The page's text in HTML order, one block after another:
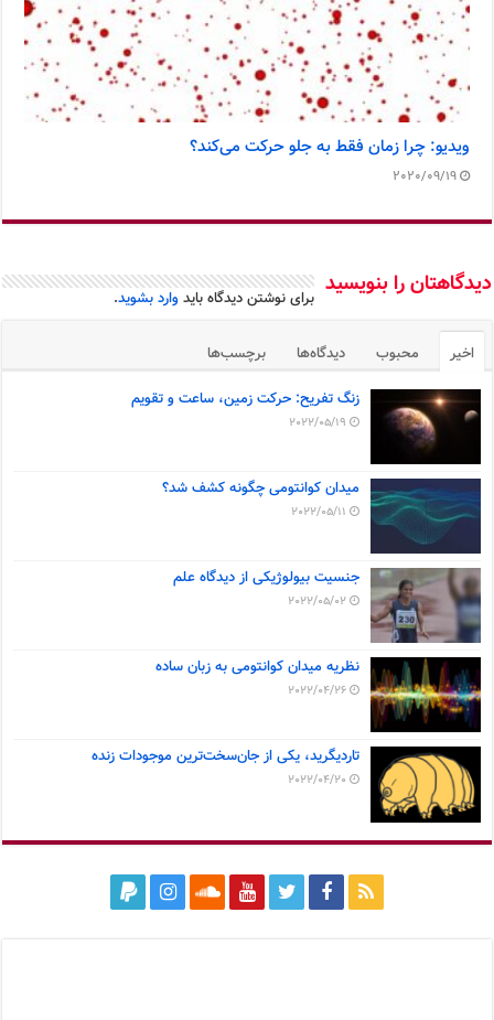
ویدیو: چرا زمان فقط به جلو حرکت می‌کند؟
2020/09/19
دیدگاهتان را بنویسید برای نوشتن دیدگاه بایدوارد بشوید.
اخیر محبوب دیدگاه‌ها برچسب‌ها
زنگ تفریح: حرکت زمین، ساعت و تقویم
2022/05/19
میدان کوانتومی چگونه کشف شد؟
2022/05/11
جنسیت بیولوژیکی از دیدگاه علم
2022/05/02
نظریه میدان کوانتومی به زبان ساده
2022/04/26
تاردیگرید، یکی از جان‌سخت‌ترین موجودات زنده
2022/04/20